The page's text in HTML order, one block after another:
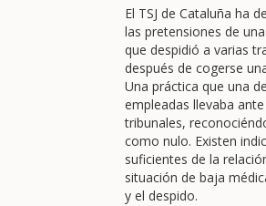
El TSJ de Cataluña ha
las pretensiones de
que despidió a varias
después de cogerse
Una práctica que una
empleadas llevaba
tribunales,
como nulo. Existen
suficientes de la
situación de baja
y el despido.